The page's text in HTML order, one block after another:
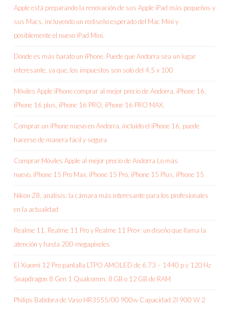
Apple está preparando la renovación de sus Apple iPad más pequeños y
sus Macs, incluyendo un rediseño esperado del Mac Mini y
posiblemente el nuevo iPad Mini.
Dónde es más barato un iPhone. Puede que Andorra sea un lugar
interesante, ya que, los impuestos son solo del 4,5 x 100
Móviles Apple iPhone comprar al mejor precio de Andorra, iPhone 16,
iPhone 16 plus, iPhone 16 PRO, iPhone 16 PRO MAX.
Comprar un iPhone nuevo en Andorra, incluido el iPhone 16, puede
hacerse de manera fácil y segura
Comprar Móviles Apple al mejor precio de Andorra Lo más
nuevo, iPhone 15 Pro Max, iPhone 15 Pro, iPhone 15 Plus, iPhone 15
Nikon Z8, análisis: la cámara más interesante para los profesionales
en la actualidad
Realme 11, Realme 11 Pro y Realme 11 Pro+: un diseño que llama la
atención y hasta 200 megapíxeles
El Xiaomi 12 Pro pantalla LTPO AMOLED de 6.73 – 1440 p y 120 Hz
Snapdragon 8 Gen 1 Qualcomm, 8 GB o 12 GB de RAM
Philips Batidora de Vaso HR3555/00 900w Capacidad 2l 900 W 2